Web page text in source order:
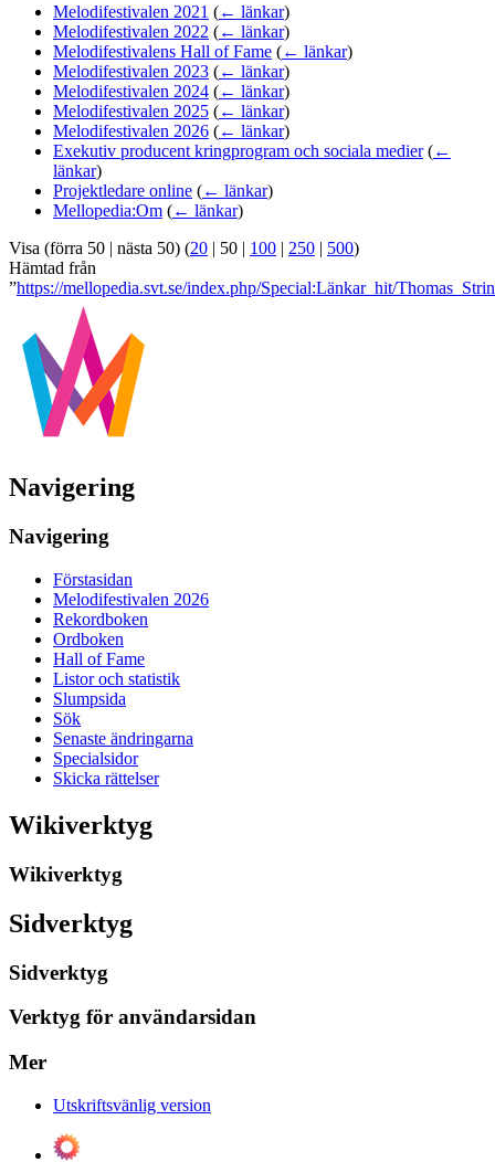
Melodifestivalen 2021 (← länkar)
Melodifestivalen 2022 (← länkar)
Melodifestivalens Hall of Fame (← länkar)
Melodifestivalen 2023 (← länkar)
Melodifestivalen 2024 (← länkar)
Melodifestivalen 2025 (← länkar)
Melodifestivalen 2026 (← länkar)
Exekutiv producent kringprogram och sociala medier (←
länkar)
Projektledare online (← länkar)
Mellopedia:Om (← länkar)
Visa (förra 50 | nästa 50) (20 | 50 | 100 | 250 | 500)
Hämtad från
”https://mellopedia.svt.se/index.php/Special:Länkar_hit/
Navigering
Navigering
Förstasidan
Melodifestivalen 2026
Rekordboken
Ordboken
Hall of Fame
Listor och statistik
Slumpsida
Sök
Senaste ändringarna
Specialsidor
Skicka rättelser
Wikiverktyg
Wikiverktyg
Sidverktyg
Sidverktyg
Verktyg för användarsidan
Mer
Utskriftsvänlig version